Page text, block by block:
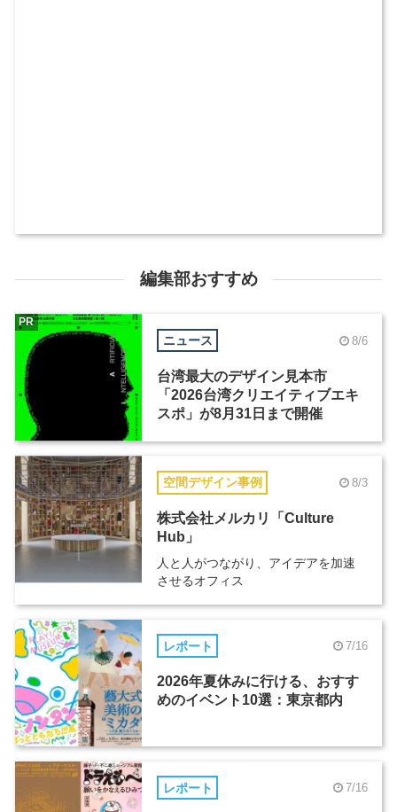
編集部おすすめ
ニュース 8/6
台湾最大のデザイン見本市
「2026台湾クリエイティブエキ
スポ」が8月31日まで開催
PR
空間デザイン事例 8/3
株式会社メルカリ「Culture
Hub」
人と人がつながり、アイデアを加速
させるオフィス
レポート 7/16
2026年夏休みに行ける、おすす
めのイベント10選：東京都内
レポート 7/16